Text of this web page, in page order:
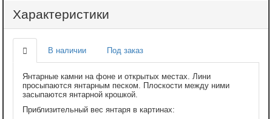
Характеристики
В наличии Под заказ
Янтарные камни на фоне и открытых местах. Лини
просыпаются янтарным песком. Плоскости между ними
засыпаются янтарной крошкой.
Приблизительный вес янтаря в картинах: